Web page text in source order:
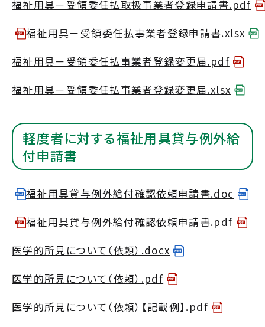
福祉用具－受領委任払取扱事業者登録申請書.pdf
福祉用具－受領委任払事業者登録申請書.xlsx
福祉用具－受領委任払事業者登録変更届.pdf
福祉用具－受領委任払事業者登録変更届.xlsx
軽度者に対する福祉用具貸与例外給
付申請書
福祉用具貸与例外給付確認依頼申請書.doc
福祉用具貸与例外給付確認依頼申請書.pdf
医学的所見について（依頼）.docx
医学的所見について（依頼）.pdf
医学的所見について（依頼）【記載例】.pdf